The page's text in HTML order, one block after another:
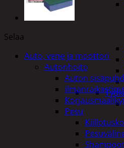
Selaa
Auto, vene ja moottori
Autonhoito
Auton
Pesu